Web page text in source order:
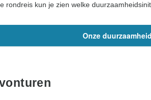
rondreis kun je zien welke
Onze